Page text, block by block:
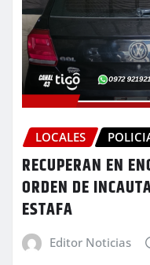
LOCALES
RECUPERAN EN
ORDEN DE
ESTAFA
Editor Noticias